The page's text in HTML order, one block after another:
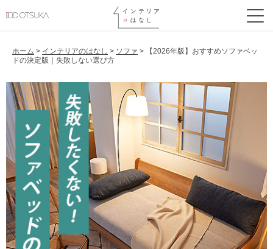
ホーム > インテリアのはなし > ソファ >
【2026年版】おすすめソファベッ
ドの決定版｜失敗しない選び方